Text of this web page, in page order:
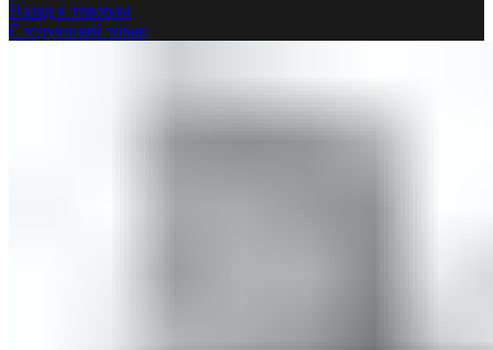
Назад к товарам
Следующий товар